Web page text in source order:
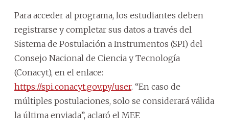
Para acceder al programa, los estudiantes deben
registrarse y completar sus datos a través del
Sistema de Postulación a Instrumentos (SPI) del
Consejo Nacional de Ciencia y Tecnología
(Conacyt), en el enlace:
https://spi.conacyt.gov.py/user. “En caso de
múltiples postulaciones, solo se considerará válida
la última enviada”, aclaró el MEF.